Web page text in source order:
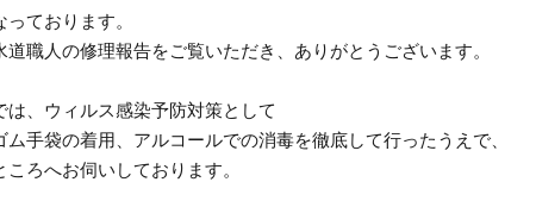
ております。
道職人の修理報告をご覧いただき、ありがとうございます。
は、ウィルス感染予防対策として
ム手袋の着用、アルコールでの消毒を徹底して行ったうえで、
ころへお伺いしております。